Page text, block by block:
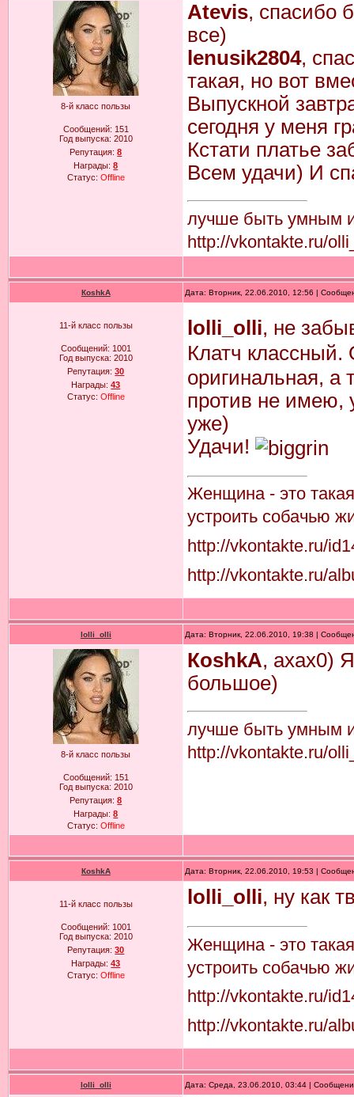
8-й класс пользы
Сообщений: 151
Год выпуска: 2010
Репутация:8
Награды:8
Статус: Offline
Atevis, спасибо
все)
lenusik2804,
такая, но вот
Выпускной
сегодня у меня
Кстати платье
Всем удачи) И
лучше быть умным и
http://vkontakte.ru/
КoshkA Дата: Вторник, 22.06.2010, 12:56 |
11-й класс пользы
Сообщений: 1001
Год выпуска: 2010
Репутация:30
Награды:43
Статус: Offline
lolli_olli, не
Клатч
оригинальная, а
против не имею,
уже)
Удачи!
Женщина - это
устроить собачью
http://vkontakte.ru/
http://vkontakte.ru/
lolli_olli Дата: Вторник, 22.06.2010, 19:38 |
8-й класс пользы
Сообщений: 151
Год выпуска: 2010
Репутация:8
Награды:8
Статус: Offline
КoshkA, ахах0)
большое)
лучше быть умным и
http://vkontakte.ru/
КoshkA Дата: Вторник, 22.06.2010, 19:53 |
11-й класс пользы
Сообщений: 1001
Год выпуска: 2010
Репутация:30
Награды:43
Статус: Offline
lolli_olli, ну как
Женщина - это
устроить собачью
http://vkontakte.ru/
http://vkontakte.ru/
lolli_olli Дата: Среда, 23.06.2010, 03:44 |